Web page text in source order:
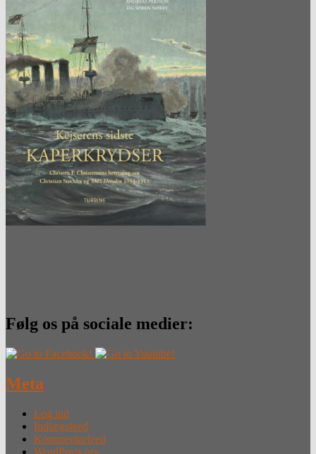
Følg os på sociale medier:
Meta
Log ind
Indlægsfeed
Kommentarfeed
WordPress.org